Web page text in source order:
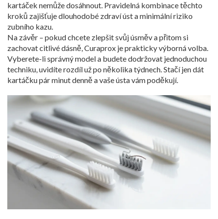
kartáček nemůže dosáhnout. Pravidelná kombinace těchto
kroků zajišťuje dlouhodobé zdraví úst a minimální riziko
zubního kazu.
Na závěr – pokud chcete zlepšit svůj úsměv a přitom si
zachovat citlivé dásně, Curaprox je prakticky výborná volba.
Vyberete-li správný model a budete dodržovat jednoduchou
techniku, uvidíte rozdíl už po několika týdnech. Stačí jen dát
kartáčku pár minut denně a vaše ústa vám poděkují.